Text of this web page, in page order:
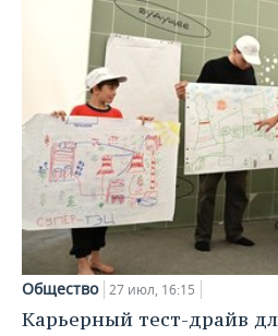
Общество 27 июл, 16:15
Карьерный тест-драйв